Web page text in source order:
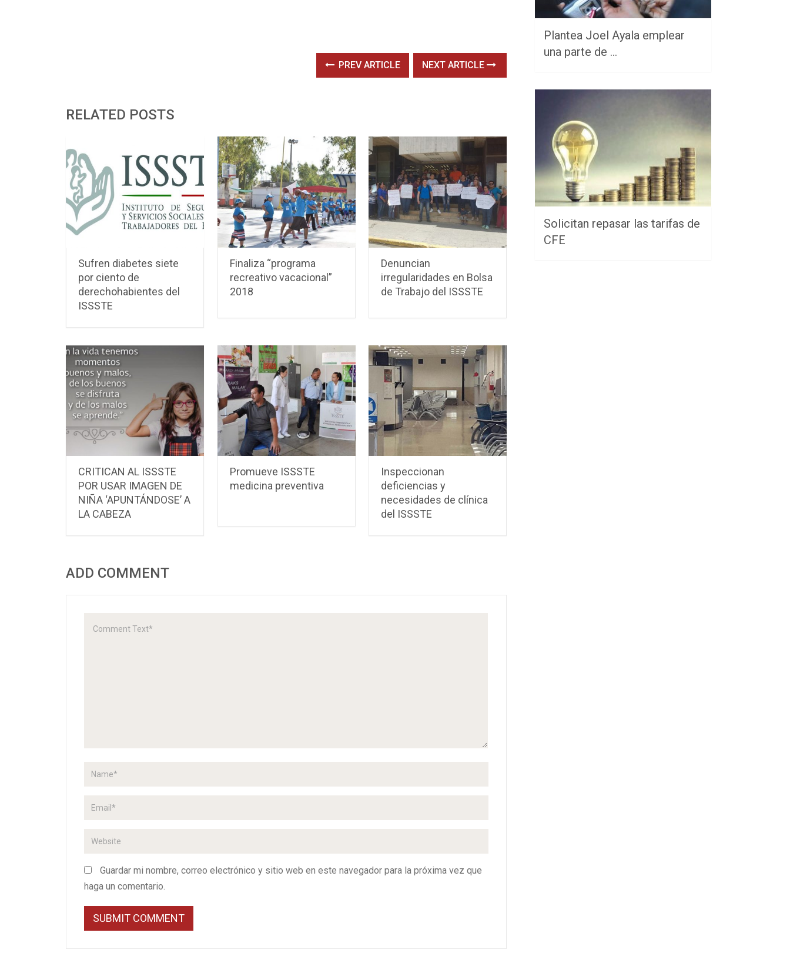
PREV ARTICLE NEXT ARTICLE
RELATED POSTS
Sufren diabetes siete
por ciento de
derechohabientes del
ISSSTE
Finaliza “programa
recreativo vacacional”
2018
Denuncian
irregularidades en Bolsa
de Trabajo del ISSSTE
CRITICAN AL ISSSTE
POR USAR IMAGEN DE
NIÑA ‘APUNTÁNDOSE’ A
LA CABEZA
Promueve ISSSTE
medicina preventiva
Inspeccionan
deficiencias y
necesidades de clínica
del ISSSTE
ADD COMMENT
Guardar mi nombre, correo electrónico y sitio web en este navegador para la próxima vez que
haga un comentario.
Plantea Joel Ayala emplear
una parte de …
Solicitan repasar las tarifas de
CFE